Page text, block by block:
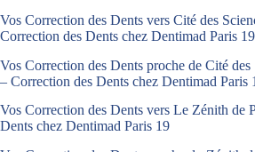
Vos Correction des Dents vers Cité des
Correction des Dents chez Dentimad Paris 19
Vos Correction des Dents proche de Cité des
– Correction des Dents chez Dentimad Paris
Vos Correction des Dents vers Le Zénith de
Dents chez Dentimad Paris 19